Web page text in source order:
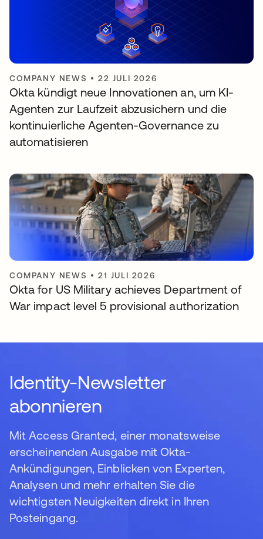
COMPANY NEWS •22 JULI 2026
Okta kündigt neue Innovationen an, um KI-
Agenten zur Laufzeit abzusichern und die
kontinuierliche Agenten-Governance zu
automatisieren
COMPANY NEWS •21 JULI 2026
Okta for US Military achieves Department of
War impact level 5 provisional authorization
Identity-Newsletter
abonnieren
Mit Access Granted, einer monatsweise
erscheinenden Ausgabe mit Okta-
Ankündigungen, Einblicken von Experten,
Analysen und mehr erhalten Sie die
wichtigsten Neuigkeiten direkt in Ihren
Posteingang.